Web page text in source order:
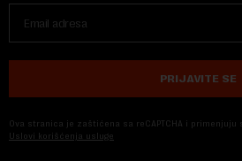
PRIJAVITE SE
Ova stranica je zaštićena sa reCAPTCHA i primenjuju
Uslovi korišćenja usluge